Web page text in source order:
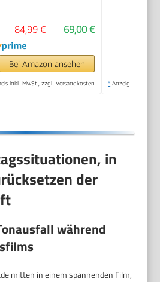
EzPlay
69,00 €
84,99 €
Bei Amazon ansehen
inkl. MwSt., zzgl. Versandkosten * Anzeige
in
der
während
mitten in einem spannenden Film,